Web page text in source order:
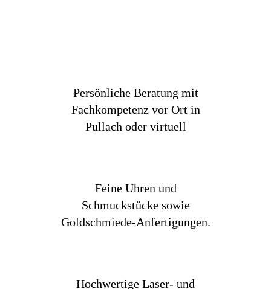
Persönliche Beratung mit
Fachkompetenz vor Ort in
Pullach oder virtuell
Feine Uhren und
Schmuckstücke sowie
Goldschmiede-Anfertigungen.
Hochwertige Laser- und